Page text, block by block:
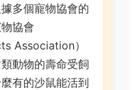
多個寵物協會的
協會
Association）
動物的壽命受飼
有的沙鼠能活到